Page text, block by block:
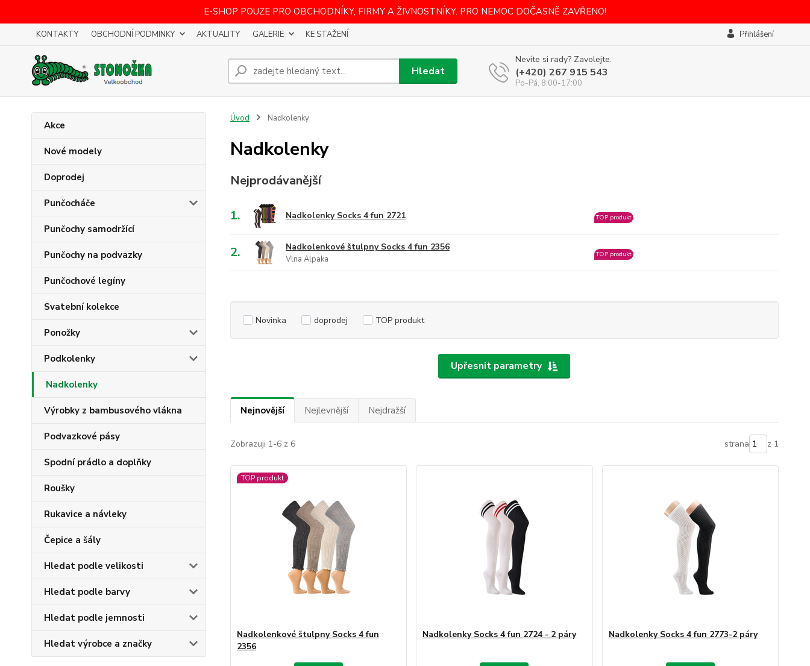
E-SHOP POUZE PRO OBCHODNÍKY, FIRMY A ŽIVNOSTNÍKY. PRO NEMOC DOČASNĚ ZAVŘENO!
KONTAKTY OBCHODNÍ PODMINKY AKTUALITY GALERIE KE STAŽENÍ Přihlášení
Hledat
Nevíte si rady? Zavolejte.
(+420) 267 915 543
Po-Pá, 8:00-17:00
Akce
Nové modely
Doprodej
Punčocháče
Punčochy samodržící
Punčochy na podvazky
Punčochové legíny
Svatební kolekce
Ponožky
Podkolenky
Nadkolenky
Výrobky z bambusového vlákna
Podvazkové pásy
Spodní prádlo a doplňky
Roušky
Rukavice a návleky
Čepice a šály
Hledat podle velikosti
Hledat podle barvy
Hledat podle jemnosti
Hledat výrobce a značky
Úvod Nadkolenky
Nadkolenky
Nejprodávanější
1. Nadkolenky Socks 4 fun 2721 TOP produkt
2. Nadkolenkové štulpny Socks 4 fun 2356
Vlna Alpaka TOP produkt
Upřesnit parametry
Novinka doprodej TOP produkt
Nejnovější Nejlevnější Nejdražší
Zobrazuji 1-6 z 6 strana z 1
TOP produkt
Nadkolenkové štulpny Socks 4 fun
2356
Nadkolenky Socks 4 fun 2724 - 2 páry Nadkolenky Socks 4 fun 2773-2 páry